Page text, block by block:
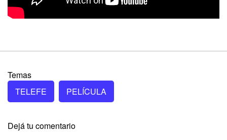
Temas
TELEFE
PELÍCULA
Dejá tu comentario